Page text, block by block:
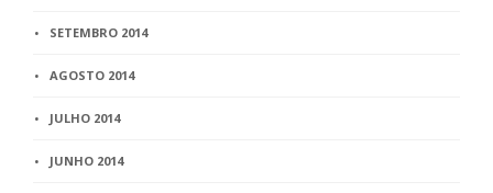
SETEMBRO 2014
AGOSTO 2014
JULHO 2014
JUNHO 2014